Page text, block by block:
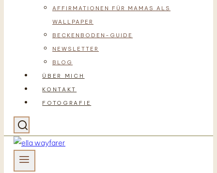
AFFIRMATIONEN FÜR MAMAS ALS
WALLPAPER
BECKENBODEN-GUIDE
NEWSLETTER
BLOG
ÜBER MICH
KONTAKT
FOTOGRAFIE